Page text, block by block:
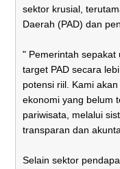
sektor krusial,
Daerah (PAD) dan
" Pemerintah sepakat
target PAD secara
potensi riil. Kami
ekonomi yang belum
pariwisata, melalui
transparan dan
Selain sektor